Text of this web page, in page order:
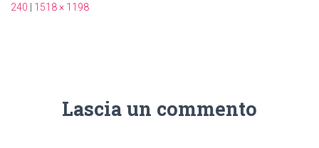
240
1518 × 1198
Lascia un commento